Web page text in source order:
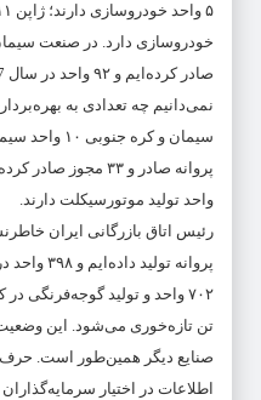
واحد تولید موتورسیکلت دارند.
پروانه
تن تازه‌خوری می‌شود. این
صنایع دیگر همین‌طور است. حرف
اطلاعات در اختیار